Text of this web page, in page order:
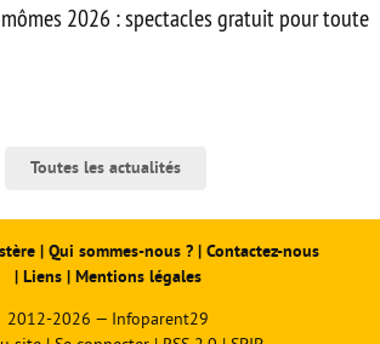
2026 : spectacles gratuit pour toute
Toutes les actualités
| Qui sommes-nous ? | Contactez-nous
| Liens | Mentions légales
2012-2026 — Infoparent29